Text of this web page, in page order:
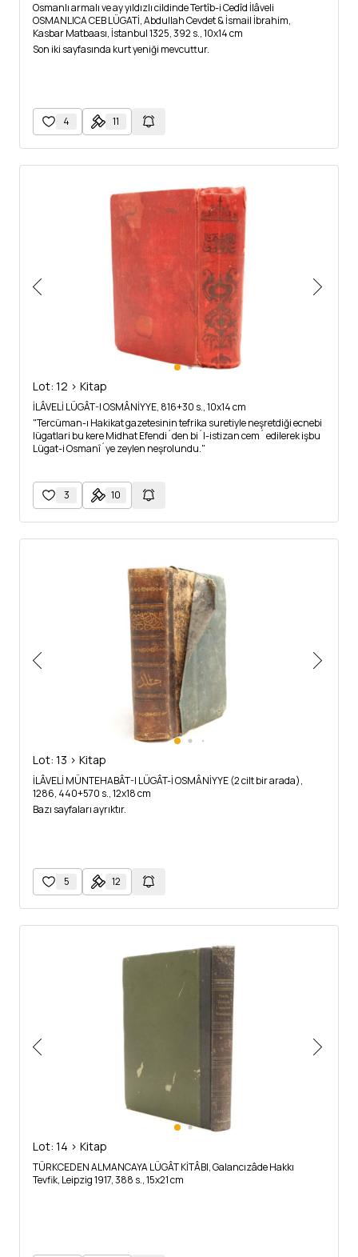
Osmanlı armalı ve ay yıldızlı cildinde Tertîb-i Cedîd İlâveli
OSMANLICA CEB LÜGATİ, Abdullah Cevdet & İsmail İbrahim,
Kasbar Matbaası, İstanbul 1325, 392 s., 10x14 cm
Son iki sayfasında kurt yeniği mevcuttur.
4 11
Lot: 12 > Kitap
İLÂVELİ LÜGÂT-I OSMÂNİYYE, 816+30 s., 10x14 cm
"Tercüman-ı Hakikat gazetesinin tefrika suretiyle neşretdiği ecnebi
lügatlari bu kere Midhat Efendi´den bi´l-istizan cem´ edilerek işbu
Lügat-i Osmanî´ye zeylen neşrolundu."
3 10
Lot: 13 > Kitap
İLÂVELİ MÜNTEHABÂT-I LÜGÂT-İ OSMÂNİYYE (2 cilt bir arada),
1286, 440+570 s., 12x18 cm
Bazı sayfaları ayrıktır.
5 12
Lot: 14 > Kitap
TÜRKCEDEN ALMANCAYA LÜGÂT KİTÂBI, Galancızâde Hakkı
Tevfik, Leipzig 1917, 388 s., 15x21 cm